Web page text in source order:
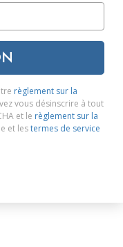
règlement sur la
vous désinscrire à tout
et le règlement sur la
et lestermes de service